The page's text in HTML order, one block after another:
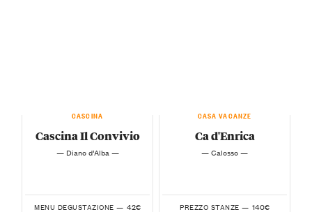
CASCINA
Cascina Il Convivio
— Diano d’Alba —
MENU DEGUSTAZIONE — 42€
CASA VACANZE
Ca d'Enrica
— Calosso —
PREZZO STANZE — 140€